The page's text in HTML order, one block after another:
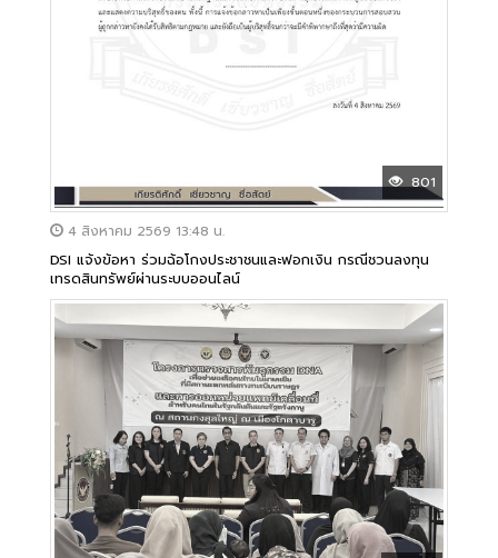
801
4 สิงหาคม 2569 13:48 น.
DSI แจ้งข้อหา ร่วมฉ้อโกงประชาชนและฟอกเงิน กรณีชวนลงทุน
เทรดสินทรัพย์ผ่านระบบออนไลน์